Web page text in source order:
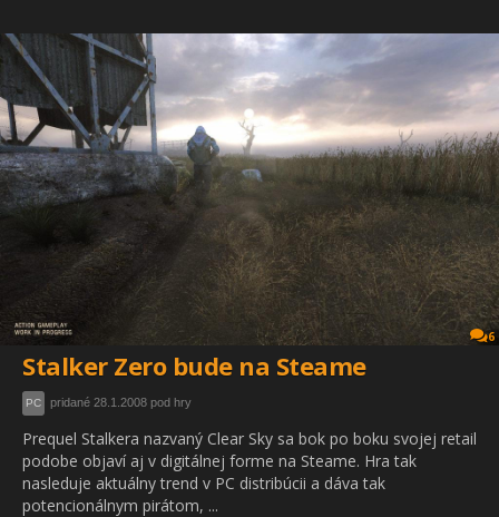
6
Stalker Zero bude na Steame
PC pridané 28.1.2008 pod hry
Prequel Stalkera nazvaný Clear Sky sa bok po boku svojej retail
podobe objaví aj v digitálnej forme na Steame. Hra tak
nasleduje aktuálny trend v PC distribúcii a dáva tak
potencionálnym pirátom, ...